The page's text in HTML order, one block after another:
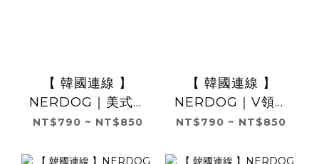
【 韓國連線 】
NERDOG｜美式條
紋Polo衫 黃色
NT$790 ~ NT$850
【 韓國連線 】
NERDOG｜V領針
織衫（蘋果）
NT$790 ~ NT$850